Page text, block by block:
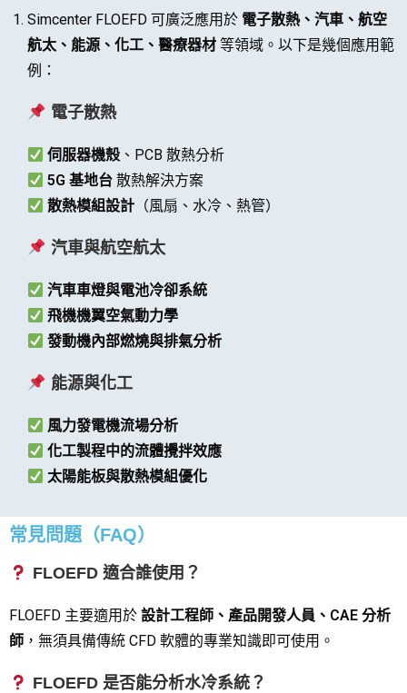
Simcenter FLOEFD 可廣泛應用於 電子散熱、汽車、航空
航太、能源、化工、醫療器材 等領域。以下是幾個應用範
例：
電子散熱
伺服器機殼 、PCB 散熱分析
5G 基地台 散熱解決方案
散熱模組設計 （風扇、水冷、熱管）
汽車與航空航太
汽車車燈與電池冷卻系統
飛機機翼空氣動力學
發動機內部燃燒與排氣分析
能源與化工
風力發電機流場分析
化工製程中的流體攪拌效應
太陽能板與散熱模組優化
常見問題（FAQ）
FLOEFD 適合誰使用？
FLOEFD 主要適用於 設計工程師、產品開發人員、CAE 分析
師 ，無須具備傳統 CFD 軟體的專業知識即可使用。
FLOEFD 是否能分析水冷系統？